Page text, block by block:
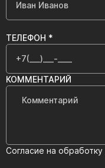
ТЕЛЕФОН *
КОММЕНТАРИЙ
Согласие на обработку